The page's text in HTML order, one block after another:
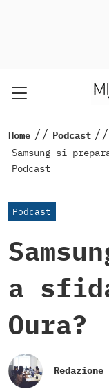
Home // Podcast //
Samsung si
Podcast
Podcast
a
Oura?
Redazione